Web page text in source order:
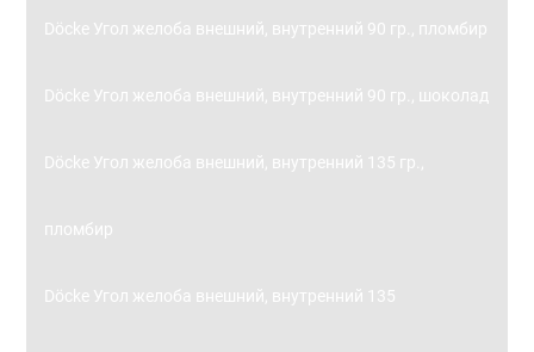
Döcke Угол желоба внешний, внутренний 90 гр., пломбир
Döcke Угол желоба внешний, внутренний 90 гр., шоколад
Döcke Угол желоба внешний, внутренний 135 гр.,
пломбир
Döcke Угол желоба внешний, внутренний 135